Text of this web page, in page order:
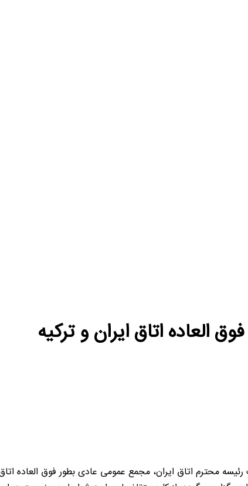
العاده اتاق ایران و ترکیه
اعضاء اتاق ایران می رساند با توجه به مصوبه مورخ 98/03/19 هیئت رئیسه محترم اتاق ایران، مجمع